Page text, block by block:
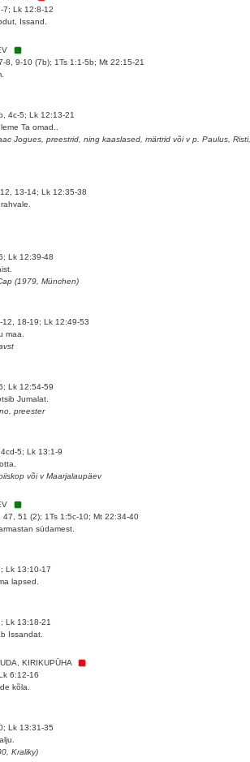
7; Lk 12:8-12
Issand.
8, 9-10 (7b); 1Ts 1:1-5b; Mt 22:15-21
4c-5; Lk 12:13-21
Ta omad..
Jogues, preestrid, ning kaaslased, märtrid või v p. Paulus, Risti,
13-14; Lk 12:35-38
Lk 12:39-48
(1979, München)
18-19; Lk 12:49-53
maa.
Lk 12:54-59
Jumalat.
preester
5; Lk 13:1-9
või v Maarjalaupäev
51 (2); 1Ts 1:5c-10; Mt 22:34-40
südamest.
Lk 13:10-17
lapsed.
Lk 13:18-21
Issandat.
KIRIKUPÜHA
6:12-16
kõla.
Lk 13:31-35
Kraliky)